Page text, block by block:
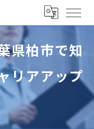
県柏市で知
リアアップ